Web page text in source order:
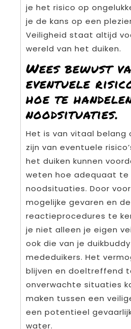
je het risico op
je de kans op een
Veiligheid staat altijd
wereld van het duiken.
Wees bewust
eventuele
hoe te
noodsituaties.
Het is van vitaal belang
zijn van eventuele
het duiken kunnen
weten hoe adequaat te
noodsituaties. Door
mogelijke gevaren en
reactieprocedures te
je niet alleen je eigen
ook die van je
mededuikers. Het
blijven en doeltreffend
onverwachte situaties
maken tussen een
een potentieel
water.